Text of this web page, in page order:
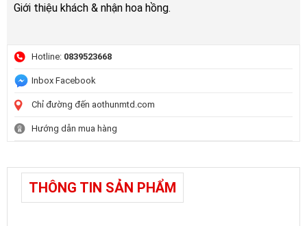
Giới thiệu khách & nhận hoa hồng.
Hotline: 0839523668
Inbox Facebook
Chỉ đường đến aothunmtd.com
Hướng dẫn mua hàng
THÔNG TIN SẢN PHẨM